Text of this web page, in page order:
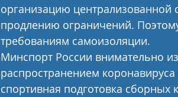
организацию централизованной
продлению ограничений.
требованиям самоизоляции.
Минспорт России внимательно
распространением
спортивная подготовка